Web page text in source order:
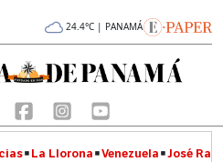
24.4°C | PANAMÁ
La Llorona Venezuela José